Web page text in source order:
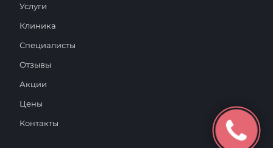
Услуги
Клиника
Специалисты
Отзывы
Акции
Цены
Контакты